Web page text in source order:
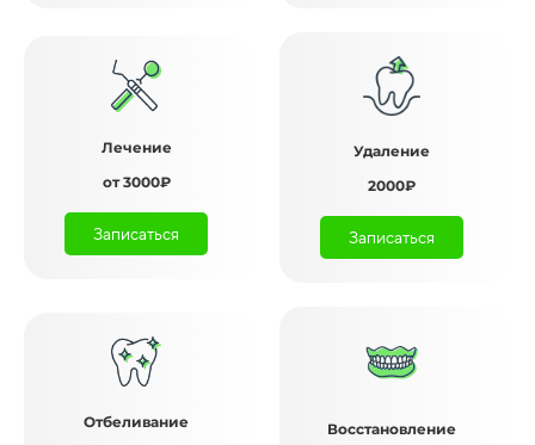
Лечение
от 3000₽
Записаться
Удаление
2000₽
Записаться
Отбеливание
Восстановление